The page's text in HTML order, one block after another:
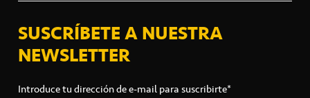
SUSCRÍBETE A NUESTRA
NEWSLETTER
Introduce tu dirección de e-mail para suscribirte*